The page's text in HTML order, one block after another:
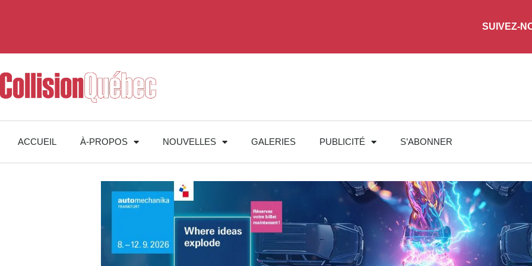
SUIVEZ-
ACCUEIL À-PROPOS NOUVELLES GALERIES PUBLICITÉ S’ABONNER